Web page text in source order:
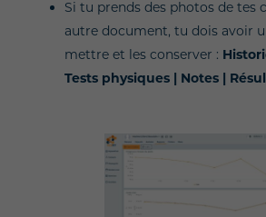
Si tu prends des photos de tes
autre document, tu dois avoir
mettre et les conserver :
Tests physiques | Notes |